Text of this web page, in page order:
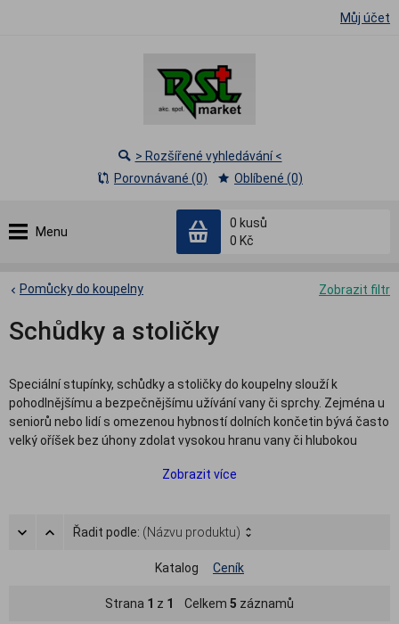
Můj účet
Menu
0 kusů
0 Kč
> Rozšířené vyhledávání <
Porovnávané (0)
Oblíbené (0)
Zobrazit filtr
Pomůcky do koupelny
Schůdky a stoličky
Speciální stupínky, schůdky a stoličky do koupelny slouží k
pohodlnějšímu a bezpečnějšímu užívání vany či sprchy. Zejména u
seniorů nebo lidí s omezenou hybností dolních končetin bývá často
velký oříšek bez úhony zdolat vysokou hranu vany či hlubokou
osobu, je vhodné myslet právě i na zdravotní schůdky k vaně nebo
V naší nabídce naleznete několik variant koupelnových stoliček s
jedno či dvoustupňové schůdky k vaně v různém provedení.
protiskluzovou úpravounoh i nášlapu.
Zobrazit více
Řadit podle: (Názvu produktu)
Katalog Ceník
Strana 1 z 1 Celkem 5 záznamů